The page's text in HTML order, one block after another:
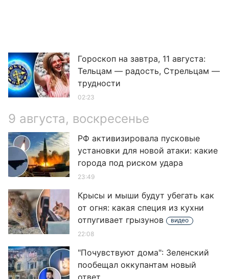
Гороскоп на завтра, 11 августа:
Тельцам — радость, Стрельцам —
трудности
02:23
9 августа, воскресенье
РФ активизировала пусковые
установки для новой атаки: какие
города под риском удара
23:49
Крысы и мыши будут убегать как
от огня: какая специя из кухни
отпугивает грызунов
видео
22:08
"Почувствуют дома": Зеленский
пообещал оккупантам новый
ответ